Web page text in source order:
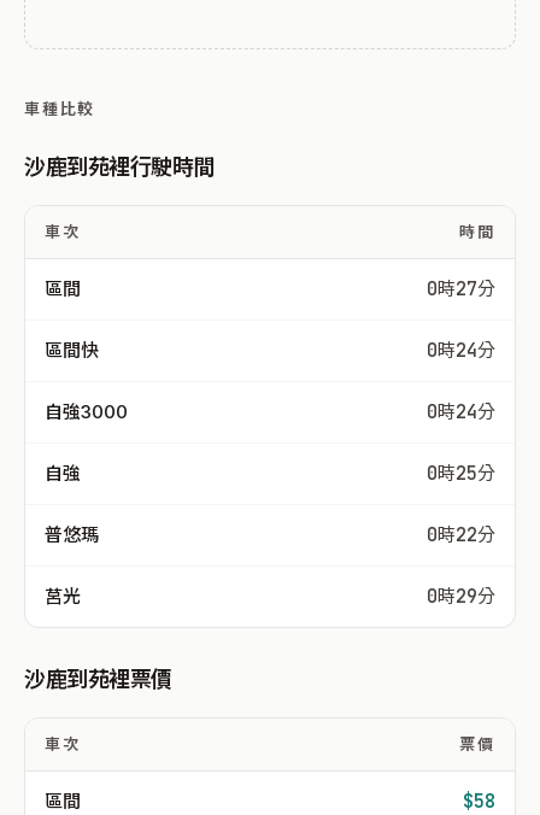
車種比較
沙鹿到苑裡行駛時間
車次 時間
區間 0時27分
區間快 0時24分
自強3000 0時24分
自強 0時25分
普悠瑪 0時22分
莒光 0時29分
沙鹿到苑裡票價
車次 票價
區間 $58